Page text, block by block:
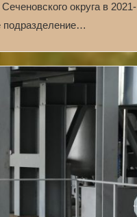
округа в 2021-
подразделение…